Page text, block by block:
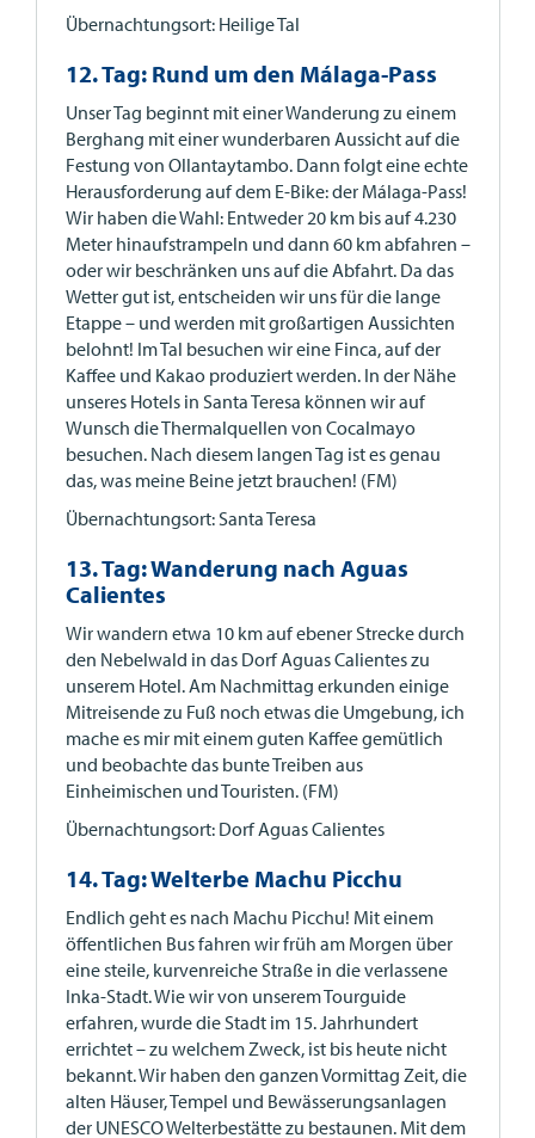
Übernachtungsort: Heilige Tal
12. Tag: Rund um den Málaga-Pass
Unser Tag beginnt mit einer Wanderung zu einem
Berghang mit einer wunderbaren Aussicht auf die
Festung von Ollantaytambo. Dann folgt eine echte
Herausforderung auf dem E-Bike: der Málaga-Pass!
Wir haben die Wahl: Entweder 20 km bis auf 4.230
Meter hinaufstrampeln und dann 60 km abfahren –
oder wir beschränken uns auf die Abfahrt. Da das
Wetter gut ist, entscheiden wir uns für die lange
Etappe – und werden mit großartigen Aussichten
belohnt! Im Tal besuchen wir eine Finca, auf der
Kaffee und Kakao produziert werden. In der Nähe
unseres Hotels in Santa Teresa können wir auf
Wunsch die Thermalquellen von Cocalmayo
besuchen. Nach diesem langen Tag ist es genau
das, was meine Beine jetzt brauchen! (FM)
Übernachtungsort: Santa Teresa
13. Tag: Wanderung nach Aguas
Calientes
Wir wandern etwa 10 km auf ebener Strecke durch
den Nebelwald in das Dorf Aguas Calientes zu
unserem Hotel. Am Nachmittag erkunden einige
Mitreisende zu Fuß noch etwas die Umgebung, ich
mache es mir mit einem guten Kaffee gemütlich
und beobachte das bunte Treiben aus
Einheimischen und Touristen. (FM)
Übernachtungsort: Dorf Aguas Calientes
14. Tag: Welterbe Machu Picchu
Endlich geht es nach Machu Picchu! Mit einem
öffentlichen Bus fahren wir früh am Morgen über
eine steile, kurvenreiche Straße in die verlassene
Inka-Stadt. Wie wir von unserem Tourguide
erfahren, wurde die Stadt im 15. Jahrhundert
errichtet – zu welchem Zweck, ist bis heute nicht
bekannt. Wir haben den ganzen Vormittag Zeit, die
alten Häuser, Tempel und Bewässerungsanlagen
der UNESCO Welterbestätte zu bestaunen. Mit dem